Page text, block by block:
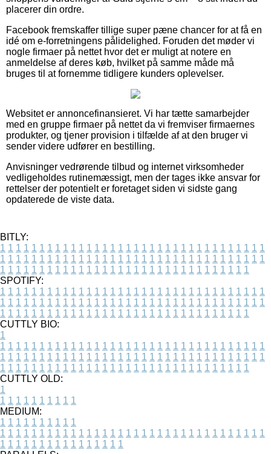
placerer din ordre.
Facebook fremskaffer tillige super pæne chancer for at få en
idé om e-forretningens pålidelighed. Foruden det møder vi
nogle firmaer på nettet hvor det er muligt at notere en
anmeldelse af deres køb, hvilket på samme måde må
bruges til at fornemme tidligere kunders oplevelser.
Websitet er annoncefinansieret. Vi har tætte samarbejder
med en gruppe firmaer på nettet da vi fremviser firmaernes
produkter, og tjener provision i tilfælde af at den bruger vi
sender videre udfører en bestilling.
Anvisninger vedrørende tilbud og internet virksomheder
vedligeholdes rutinemæssigt, men der tages ikke ansvar for
rettelser der potentielt er foretaget siden vi sidste gang
opdaterede de viste data.
BITLY:
1 1 1 1 1 1 1 1 1 1 1 1 1 1 1 1 1 1 1 1 1 1 1 1 1 1 1 1 1 1 1 1 1 1
1 1 1 1 1 1 1 1 1 1 1 1 1 1 1 1 1 1 1 1 1 1 1 1 1 1 1 1 1 1 1 1 1 1
1 1 1 1 1 1 1 1 1 1 1 1 1 1 1 1 1 1 1 1 1 1 1 1 1 1 1 1 1 1 1 1
SPOTIFY:
1 1 1 1 1 1 1 1 1 1 1 1 1 1 1 1 1 1 1 1 1 1 1 1 1 1 1 1 1 1 1 1 1 1
1 1 1 1 1 1 1 1 1 1 1 1 1 1 1 1 1 1 1 1 1 1 1 1 1 1 1 1 1 1 1 1 1 1
1 1 1 1 1 1 1 1 1 1 1 1 1 1 1 1 1 1 1 1 1 1 1 1 1 1 1 1 1 1 1 1
CUTTLY BIO:
1
1 1 1 1 1 1 1 1 1 1 1 1 1 1 1 1 1 1 1 1 1 1 1 1 1 1 1 1 1 1 1 1 1 1
1 1 1 1 1 1 1 1 1 1 1 1 1 1 1 1 1 1 1 1 1 1 1 1 1 1 1 1 1 1 1 1 1 1
1 1 1 1 1 1 1 1 1 1 1 1 1 1 1 1 1 1 1 1 1 1 1 1 1 1 1 1 1 1 1 1
CUTTLY OLD:
1
1 1 1 1 1 1 1 1 1 1
MEDIUM:
1 1 1 1 1 1 1 1 1 1
1 1 1 1 1 1 1 1 1 1 1 1 1 1 1 1 1 1 1 1 1 1 1 1 1 1 1 1 1 1 1 1 1 1
1 1 1 1 1 1 1 1 1 1 1 1 1 1 1 1